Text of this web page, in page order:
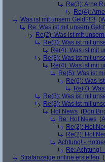
Re(3): Arne
Re(4):
Was ist mit unsern Geld?!?! (
Re: Was ist mit unsern
Re(2): Was ist mit
Re(3): Was ist mit
Re(4): Was ist mit
Re(3): Was ist mit
Re(4): Was ist mit
Re(5): Was ist
Re(6): Was
Re(7):
Re(3): Was ist mit
Re(3): Was ist mit
Hot News (Don
Re: Hot News (
Re(2): Hot
Re(2): Hot
Achtung! -
Re: Achtung!
Strafanzeige online erstellen (